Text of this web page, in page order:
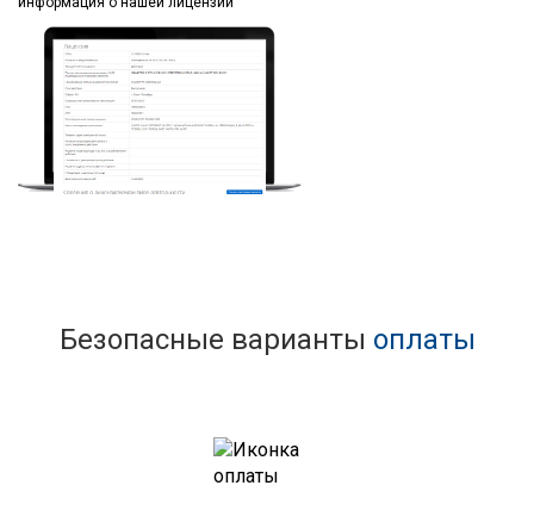
Безопасные варианты оплаты